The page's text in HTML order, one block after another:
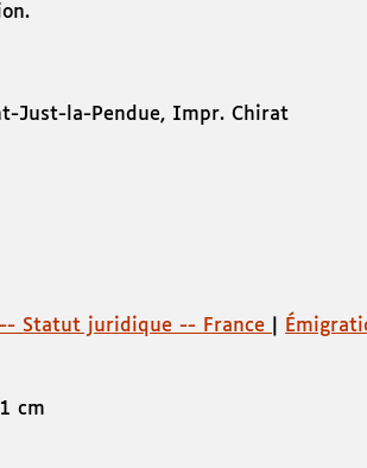
Just-la-Pendue, Impr. Chirat
-- Statut juridique -- France
cm